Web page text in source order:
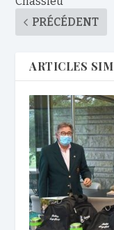
PRÉCÉDENT
ARTICLES